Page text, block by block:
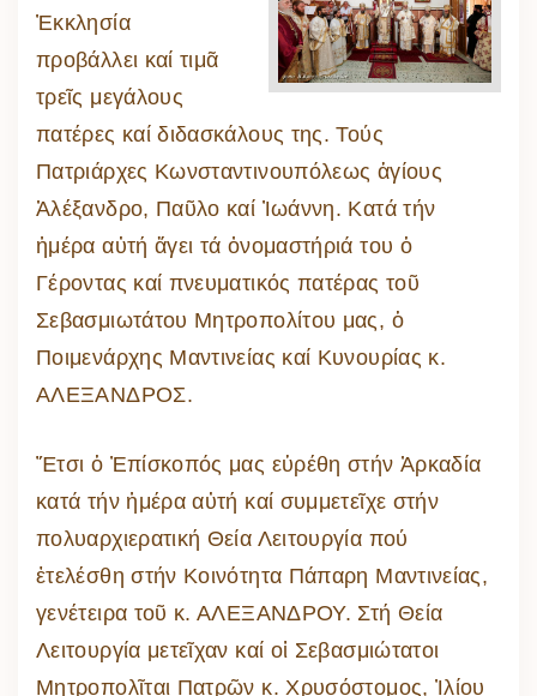
Ἐκκλησία
προβάλλει καί τιμᾶ
τρεῖς μεγάλους
πατέρες καί διδασκάλους της. Τούς
Πατριάρχες Κωνσταντινουπόλεως ἁγίους
Ἀλέξανδρο, Παῦλο καί Ἰωάννη. Κατά τήν
ἡμέρα αὐτή ἄγει τά ὀνομαστήριά του ὁ
Γέροντας καί πνευματικός πατέρας τοῦ
Σεβασμιωτάτου Μητροπολίτου μας, ὁ
Ποιμενάρχης Μαντινείας καί Κυνουρίας κ.
ΑΛΕΞΑΝΔΡΟΣ.
Ἔτσι ὁ Ἐπίσκοπός μας εὑρέθη στήν Ἀρκαδία
κατά τήν ἡμέρα αὐτή καί συμμετεῖχε στήν
πολυαρχιερατική Θεία Λειτουργία πού
ἐτελέσθη στήν Κοινότητα Πάπαρη Μαντινείας,
γενέτειρα τοῦ κ. ΑΛΕΞΑΝΔΡΟΥ. Στή Θεία
Λειτουργία μετεῖχαν καί οἱ Σεβασμιώτατοι
Μητροπολῖται Πατρῶν κ. Χρυσόστομος, Ἰλίου